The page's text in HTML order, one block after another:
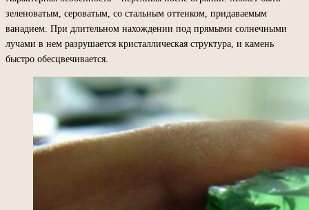
зеленоватым, сероватым, со стальным оттенком, придаваемым
ванадием. При длительном нахождении под прямыми солнечными
лучами в нем разрушается кристаллическая структура, и камень
быстро обесцвечивается.